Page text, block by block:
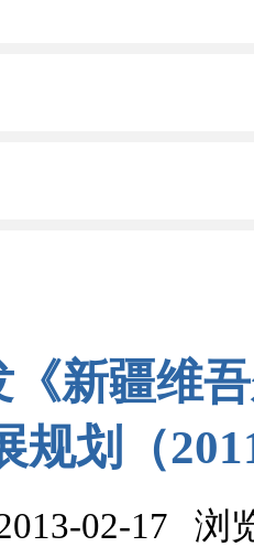
《新疆维
规划（
02-17 浏